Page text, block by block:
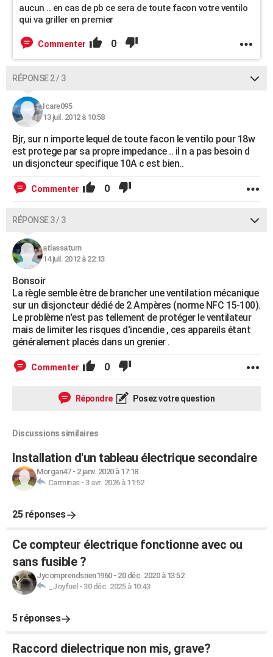
aucun .. en cas de pb ce sera de toute facon votre ventilo
qui va griller en premier
Commenter 0
RÉPONSE 2 / 3
Icare095
13 juil. 2012 à 10:58
Bjr, sur n importe lequel de toute facon le ventilo pour 18w
est protege par sa propre impedance .. il n a pas besoin d
un disjoncteur specifique 10A c est bien..
Commenter 0
RÉPONSE 3 / 3
atlassaturn
14 juil. 2012 à 22:13
Bonsoir
La règle semble être de brancher une ventilation mécanique
sur un disjoncteur dédié de 2 Ampères (norme NFC 15-100).
Le problème n'est pas tellement de protéger le ventilateur
mais de limiter les risques d'incendie , ces appareils étant
généralement placés dans un grenier .
Commenter 0
Répondre Posez votre question
Discussions similaires
Installation d'un tableau électrique secondaire
Morgan47- 2 janv. 2020 à 17:18
Carminas- 3 avr. 2026 à 11:52
25 réponses
Ce compteur électrique fonctionne avec ou
sans fusible ?
Jycomprendsrien1960- 20 déc. 2020 à 13:52
_Joyfuel - 30 déc. 2025 à 10:43
5 réponses
Raccord dielectrique non mis, grave?